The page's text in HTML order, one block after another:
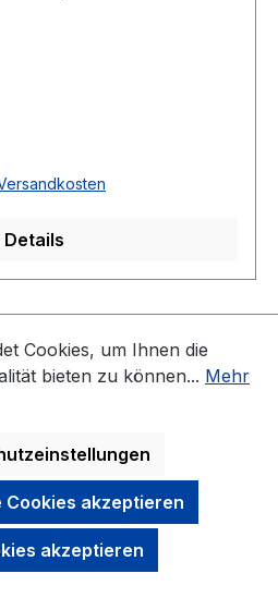
Details
SICH VERLASSEN
Cookies, um Ihnen die
bieten zu können... Mehr
akzeptieren
akzeptieren